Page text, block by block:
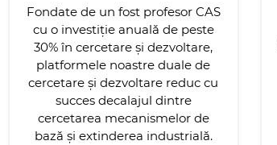
Fondate de un fost profesor CAS
cu o investiție anuală de peste
30% în cercetare și dezvoltare,
platformele noastre duale de
cercetare și dezvoltare reduc cu
succes decalajul dintre
cercetarea mecanismelor de
bază și extinderea industrială.